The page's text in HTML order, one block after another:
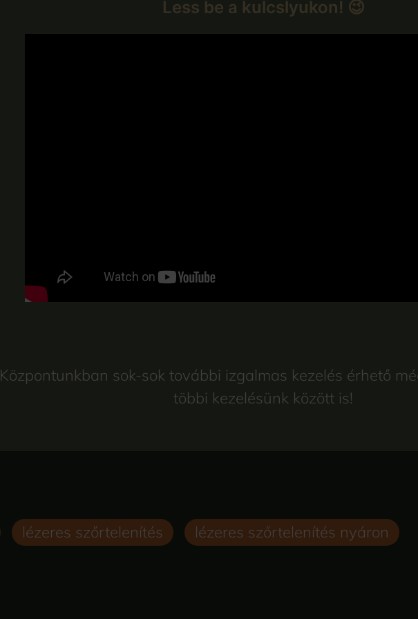
Less be a kulcslyukon! 😉
Központunkban sok-sok további izgalmas kezelés érhető
többi kezelésünk között is!
lézeres szőrtelenítés lézeres szőrtelenítés nyáron